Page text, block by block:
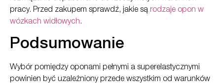
pracy. Przed zakupem sprawdź, jakie są rodzaje opon w
wózkach widłowych.
Podsumowanie
Wybór pomiędzy oponami pełnymi a superelastycznymi
powinien być uzależniony przede wszystkim od warunków